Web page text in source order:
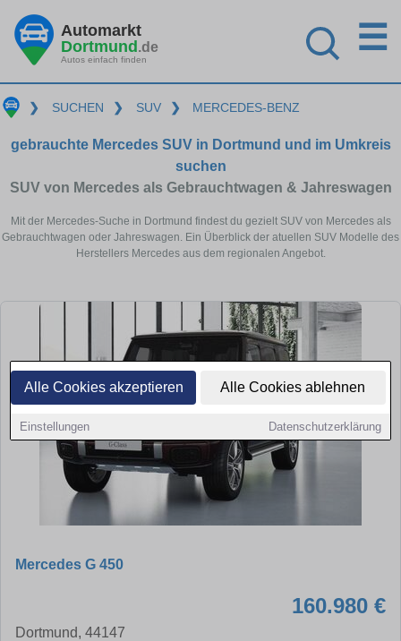
Alle Cookies akzeptieren Alle Cookies ablehnen
Einstellungen Datenschutzerklärung
Automarkt
Dortmund.de
Autos einfach finden
☰
❯ SUCHEN ❯ SUV ❯ MERCEDES-BENZ
gebrauchte Mercedes SUV in Dortmund und im Umkreis
suchen
SUV von Mercedes als Gebrauchtwagen & Jahreswagen
Mit der Mercedes-Suche in Dortmund findest du gezielt SUV von Mercedes als
Gebrauchtwagen oder Jahreswagen. Ein Überblick der atuellen SUV Modelle des
Herstellers Mercedes aus dem regionalen Angebot.
Mercedes G 450
160.980 €
Dortmund, 44147